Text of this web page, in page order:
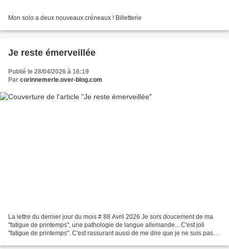
Mon solo a deux nouveaux créneaux ! Billetterie
Je reste émerveillée
Publié le 28/04/2026 à 16:19
Par corinnemerle.over-blog.com
La lettre du dernier jour du mois # 88 Avril 2026 Je sors doucement de ma
"fatigue de printemps", une pathologie de langue allemande... C'est joli
"fatigue de printemps". C'est rassurant aussi de me dire que je ne suis pas